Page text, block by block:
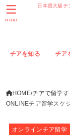
日本最大級チ
チアを知る チア
MENU
HOME チアで留学す
ONLINEチア留学スケ
オンラインチア留学